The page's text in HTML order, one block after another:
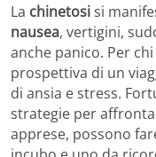
La chinetosisi
nausea, vertigini,
anche panico. Per
prospettiva di un
di ansia e stress.
strategie per
apprese, possono